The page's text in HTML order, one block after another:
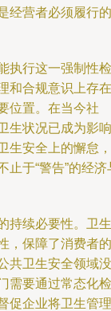
经营者必须履行的
执行这一强制性检
和合规意识上存在
位置。在当今社
生状况已成为影响
生安全上的懈怠，
止于“警告”的经济
持续必要性。卫生
，保障了消费者的
共卫生安全领域没
需要通过常态化检
促企业将卫生管理